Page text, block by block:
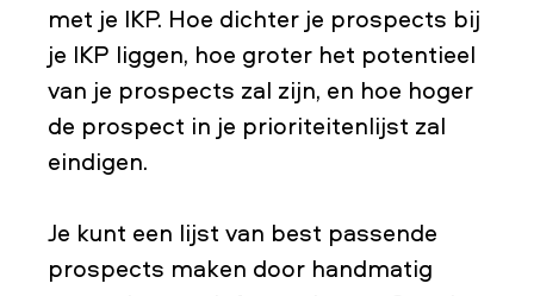
met je IKP. Hoe dichter je prospects bij
je IKP liggen, hoe groter het potentieel
van je prospects zal zijn, en hoe hoger
de prospect in je prioriteitenlijst zal
eindigen.
Je kunt een lijst van best passende
prospects maken door handmatig